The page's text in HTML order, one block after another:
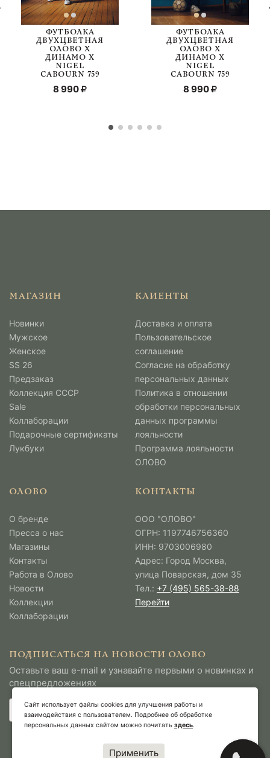
ФУТБОЛКА
ДВУХЦВЕТНАЯ
ОЛОВО Х
ДИНАМО Х
NIGEL
CABOURN 759
8 990
ФУТБОЛКА
ДВУХЦВЕТНАЯ
ОЛОВО Х
ДИНАМО Х
NIGEL
CABOURN 759
8 990
Сайт использует файлы cookies для улучшения работы и
взаимодействия с пользователем. Подробнее об обработке
персональных данных сайтом можно почитать здесь.
Применить
МАГАЗИН
Новинки
Мужcкое
Женское
SS 26
Предзаказ
Коллекция СССР
Sale
Коллаборации
Подарочные сертификаты
Лукбуки
КЛИЕНТЫ
Доставка и оплата
Пользовательское
соглашение
Согласие на обработку
персональных данных
Политика в отношении
обработки персональных
данных программы
лояльности
Программа лояльности
ОЛОВО
ОЛОВО
О бренде
Пресса о нас
Магазины
Контакты
Работа в Олово
Новости
Коллекции
Коллаборации
КОНТАКТЫ
ООО "ОЛОВО"
ОГРН: 1197746756360
ИНН: 9703006980
Адрес: Город Москва,
улица Поварская, дом 35
Тел.: +7 (495) 565-38-88
Перейти
ПОДПИСАТЬСЯ НА НОВОСТИ ОЛОВО
Оставьте ваш e-mail и узнавайте первыми о новинках и
спецпредложениях